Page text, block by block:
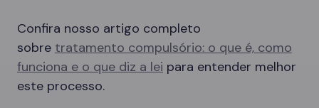
Confira nosso artigo completo
sobre tratamento compulsório: o que é, como
funciona e o que diz a lei para entender melhor
este processo.